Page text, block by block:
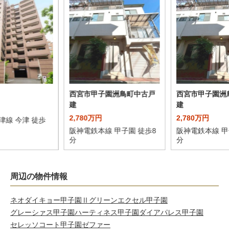
線 今津 徒歩
西宮市甲子園洲鳥町中古戸
建
2,780万円
阪神電鉄本線 甲子園 徒歩8
分
西宮市甲子園洲
建
2,780万円
阪神電鉄本線
分
周辺の物件情報
ネオダイキョー甲子園Ⅱ グリーンエクセル甲子園
グレーシァス甲子園ハーティネス甲子園 ダイアパレス甲子園
セレッソコート甲子園ゼファー